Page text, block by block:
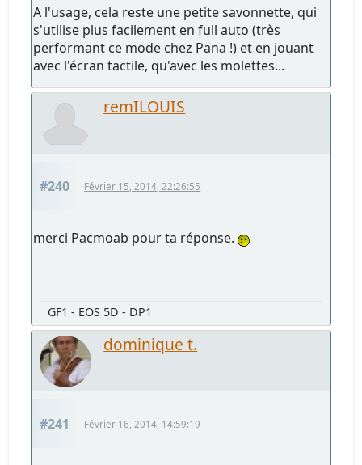
A l'usage, cela reste une petite savonnette, qui
s'utilise plus facilement en full auto (très
performant ce mode chez Pana !) et en jouant
avec l'écran tactile, qu'avec les molettes...
remILOUIS
#240 Février 15, 2014, 22:26:55
merci Pacmoab pour ta réponse.
GF1 - EOS 5D - DP1
dominique t.
#241 Février 16, 2014, 14:59:19